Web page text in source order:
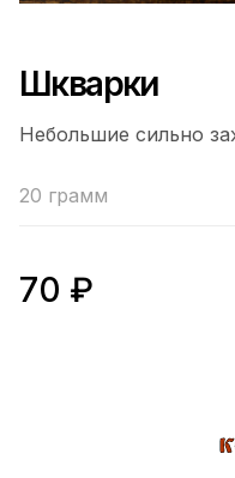
Шкварки
Небольшие сильно
20 грамм
70 ₽